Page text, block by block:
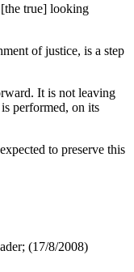
true] looking
of justice, is a step
It is not leaving
performed, on its
to preserve this
(17/8/2008)